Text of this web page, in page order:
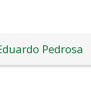
Pedrosa